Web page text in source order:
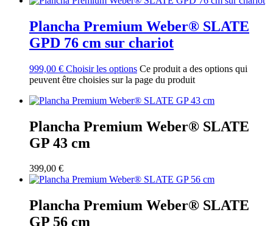
Plancha Premium Weber® SLATE
GPD 76 cm sur chariot
999,00 € Choisir les options Ce produit a des options qui
peuvent être choisies sur la page du produit
Plancha Premium Weber® SLATE
GP 43 cm
399,00 €
Plancha Premium Weber® SLATE
GP 56 cm